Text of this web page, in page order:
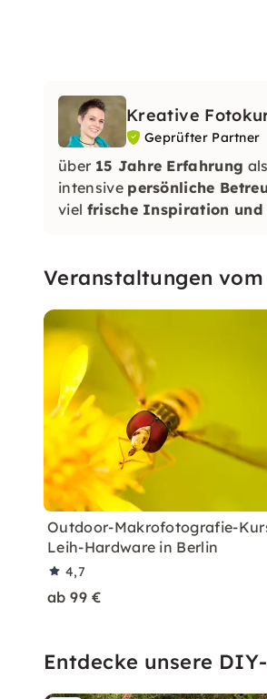
Kreative
Geprüfter Partner
über 15 Jahre Erfahrung
intensive persönliche
viel frische Inspiration und
Veranstaltungen
Outdoor-Makrofotografie-
Leih-Hardware in Berlin
4,7
ab 99 €
Entdecke unsere